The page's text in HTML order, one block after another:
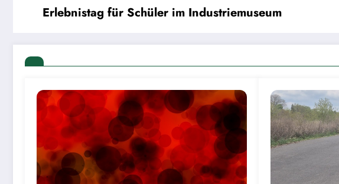
Erlebnistag für Schüler im Industriemuseum